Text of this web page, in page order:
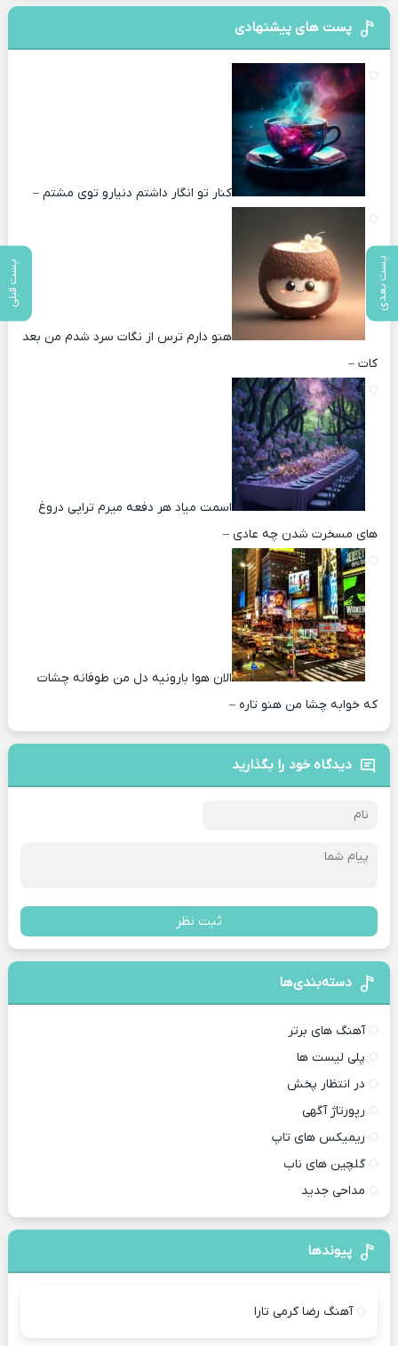
پست بعدی پست قبلی
پست های پیشنهادی
کنار تو انگار داشتم دنیارو توی مشتم –
هنو دارم ترس از نگات سرد شدم من بعد
کات –
اسمت میاد هر دفعه میرم تراپی دروغ‌
های مسخرت شدن چه عادی –
الان هوا بارونیه دل من طوفانه چشات
که خوابه چشا من هنو تاره –
دیدگاه خود را بگذارید
ثبت نظر
دسته‌بندی‌ها
آهنگ های برتر
پلی لیست ها
در انتظار پخش
رپورتاژ آگهی
ریمیکس های تاپ
گلچین های ناب
مداحی جدید
پیوندها
آهنگ رضا کرمی تارا